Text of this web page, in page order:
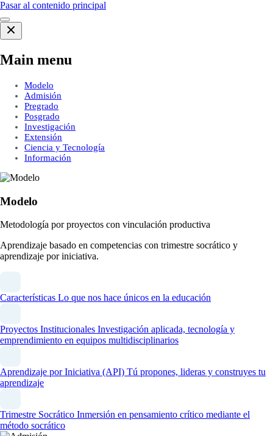
Pasar al contenido principal
Main menu
Modelo
Admisión
Pregrado
Posgrado
Investigación
Extensión
Ciencia y Tecnología
Información
Modelo
Metodología por proyectos con vinculación productiva
Aprendizaje basado en competencias con trimestre socrático y
aprendizaje por iniciativa.
Características Lo que nos hace únicos en la educación
Proyectos Institucionales Investigación aplicada, tecnología y
emprendimiento en equipos multidisciplinarios
Aprendizaje por Iniciativa (API) Tú propones, lideras y construyes tu
aprendizaje
Trimestre Socrático Inmersión en pensamiento crítico mediante el
método socrático